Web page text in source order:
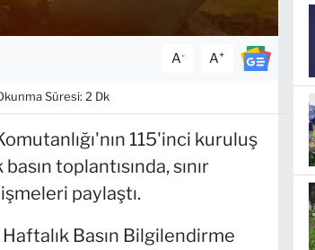
A- A+
Süresi: 2 Dk
115'inci kuruluş
toplantısında, sınır
paylaştı.
Basın Bilgilendirme